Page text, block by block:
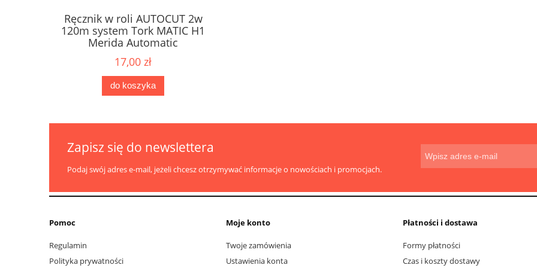
Ręcznik w roli AUTOCUT 2w
120m system Tork MATIC H1
Merida Automatic
17,00 zł
do koszyka
Zapisz się do newslettera
Podaj swój adres e-mail, jeżeli chcesz otrzymywać informacje o nowościach i promocjach.
Pomoc
Regulamin
Polityka prywatności
Moje konto
Twoje zamówienia
Ustawienia konta
Płatności i dostawa
Formy płatności
Czas i koszty dostawy